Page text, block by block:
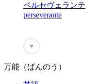
ペルセヴェランテ
perseverante
♥
万能（ばんのう）